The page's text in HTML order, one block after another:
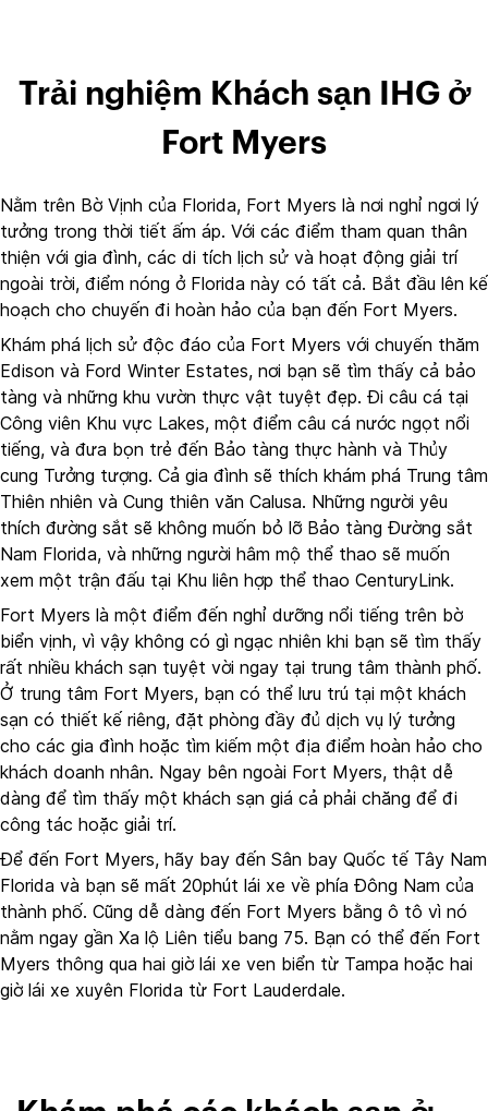
Trải nghiệm Khách sạn IHG ở
Fort Myers
Nằm trên Bờ Vịnh của Florida, Fort Myers là nơi nghỉ ngơi lý
tưởng trong thời tiết ấm áp. Với các điểm tham quan thân
thiện với gia đình, các di tích lịch sử và hoạt động giải trí
ngoài trời, điểm nóng ở Florida này có tất cả. Bắt đầu lên kế
hoạch cho chuyến đi hoàn hảo của bạn đến Fort Myers.
Khám phá lịch sử độc đáo của Fort Myers với chuyến thăm
Edison và Ford Winter Estates, nơi bạn sẽ tìm thấy cả bảo
tàng và những khu vườn thực vật tuyệt đẹp. Đi câu cá tại
Công viên Khu vực Lakes, một điểm câu cá nước ngọt nổi
tiếng, và đưa bọn trẻ đến Bảo tàng thực hành và Thủy
cung Tưởng tượng. Cả gia đình sẽ thích khám phá Trung tâm
Thiên nhiên và Cung thiên văn Calusa. Những người yêu
thích đường sắt sẽ không muốn bỏ lỡ Bảo tàng Đường sắt
Nam Florida, và những người hâm mộ thể thao sẽ muốn
xem một trận đấu tại Khu liên hợp thể thao CenturyLink.
Fort Myers là một điểm đến nghỉ dưỡng nổi tiếng trên bờ
biển vịnh, vì vậy không có gì ngạc nhiên khi bạn sẽ tìm thấy
rất nhiều khách sạn tuyệt vời ngay tại trung tâm thành phố.
Ở trung tâm Fort Myers, bạn có thể lưu trú tại một khách
sạn có thiết kế riêng, đặt phòng đầy đủ dịch vụ lý tưởng
cho các gia đình hoặc tìm kiếm một địa điểm hoàn hảo cho
khách doanh nhân. Ngay bên ngoài Fort Myers, thật dễ
dàng để tìm thấy một khách sạn giá cả phải chăng để đi
công tác hoặc giải trí.
Để đến Fort Myers, hãy bay đến Sân bay Quốc tế Tây Nam
Florida và bạn sẽ mất 20phút lái xe về phía Đông Nam của
thành phố. Cũng dễ dàng đến Fort Myers bằng ô tô vì nó
nằm ngay gần Xa lộ Liên tiểu bang 75. Bạn có thể đến Fort
Myers thông qua hai giờ lái xe ven biển từ Tampa hoặc hai
giờ lái xe xuyên Florida từ Fort Lauderdale.